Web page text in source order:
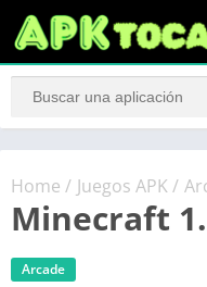
Home / Juegos APK/
Minecraft
Arcade